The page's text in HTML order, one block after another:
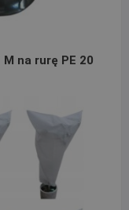
na rurę PE 20